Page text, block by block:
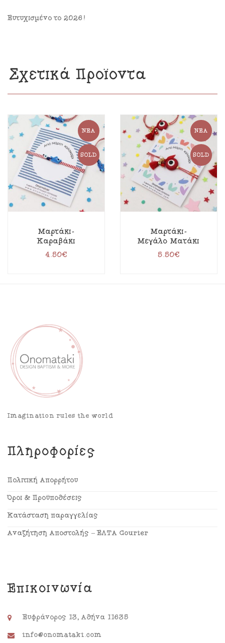
Ευτυχισμένο το 2026!
Σχετικά Προϊόντα
ΝΈΑ
SOLD
Μαρτάκι-
Καραβάκι
4.50€
ΝΈΑ
SOLD
Μαρτάκι-
Μεγάλο Ματάκι
5.50€
Imagination rules the world
Πληροφορίες
Πολιτική Απορρήτου
Όροι & Προϋποθέσεις
Κατάσταση παραγγελίας
Αναζήτηση Αποστολής – ΕΛΤΑ Courier
Επικοινωνία
Ευφράνορος 13, Αθήνα 11635
info@onomataki.com